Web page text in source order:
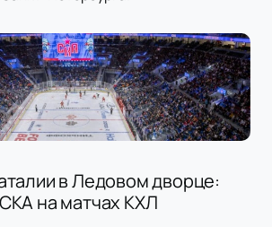
в Ледовом дворце:
на матчах КХЛ